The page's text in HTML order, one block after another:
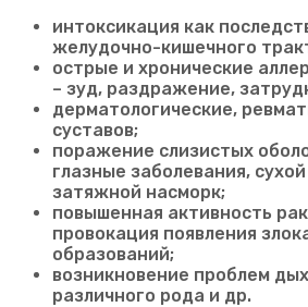
интоксикация как
желудочно-кишечного
острые и хронические
– зуд, раздражение,
дерматологические,
суставов;
поражение слизистых
глазные заболевания,
затяжной насморк;
повышенная активность
провокация появления
образований;
возникновение проблем
различного рода и др.